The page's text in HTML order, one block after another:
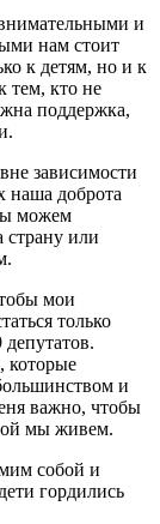
и
нам стоит
к детям, но и к
тем, кто не
поддержка,
зависимости
наша доброта
можем
страну или
мои
только
которые
и
важно, чтобы
мы живем.
собой и
гордились